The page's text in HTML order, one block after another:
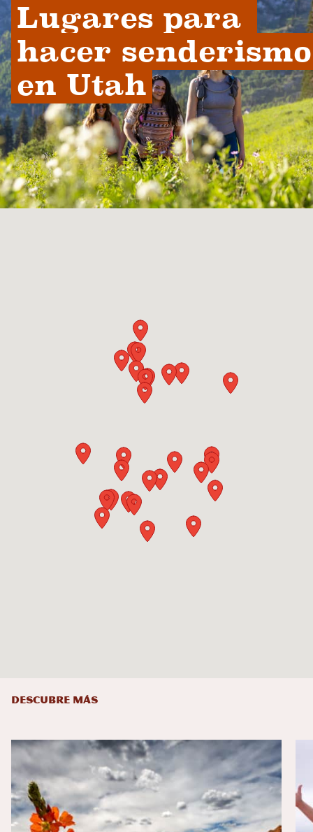
Lugares para
hacer senderismo
en Utah
DESCUBRE MÁS